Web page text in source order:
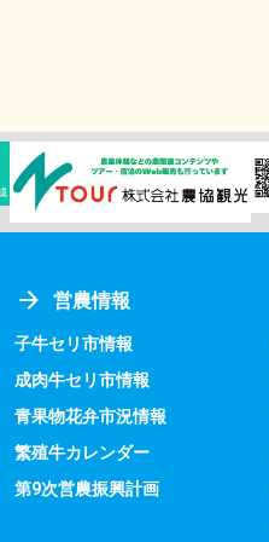
営農情報
子牛セリ市情報
成肉牛セリ市情報
青果物花弁市況情報
繁殖牛カレンダー
第9次営農振興計画